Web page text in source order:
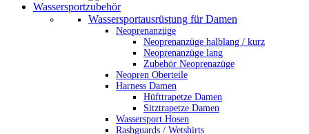
Wassersportzubehör
Wassersportausrüstung für Damen
Neoprenanzüge
Neoprenanzüge halblang / kurz
Neoprenanzüge lang
Zubehör Neoprenazüge
Neopren Oberteile
Harness Damen
Hüfttrapetze Damen
Sitztrapetze Damen
Wassersport Hosen
Rashguards / Wetshirts